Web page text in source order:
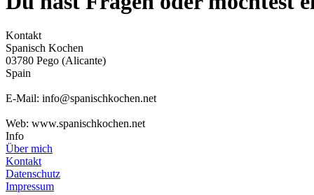
Kontakt
Spanisch Kochen
03780 Pego (Alicante)
Spain
E-Mail: info@spanischkochen.net
Web: www.spanischkochen.net
Info
Über mich
Kontakt
Datenschutz
Impressum